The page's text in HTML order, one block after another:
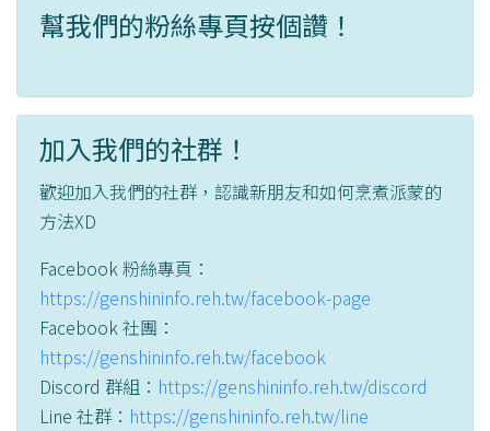
幫我們的粉絲專頁按個讚！
加入我們的社群！
歡迎加入我們的社群，認識新朋友和如何烹煮派蒙的
方法XD
Facebook 粉絲專頁：
https://genshininfo.reh.tw/facebook-page
Facebook 社團：
https://genshininfo.reh.tw/facebook
Discord 群組： https://genshininfo.reh.tw/discord
Line 社群： https://genshininfo.reh.tw/line